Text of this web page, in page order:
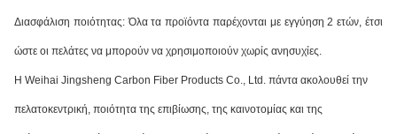
Διασφάλιση ποιότητας: Όλα τα προϊόντα παρέχονται με εγγύηση 2 ετών, έτσι
ώστε οι πελάτες να μπορούν να χρησιμοποιούν χωρίς ανησυχίες.
Η Weihai Jingsheng Carbon Fiber Products Co., Ltd. πάντα ακολουθεί την
πελατοκεντρική, ποιότητα της επιβίωσης, της καινοτομίας και της